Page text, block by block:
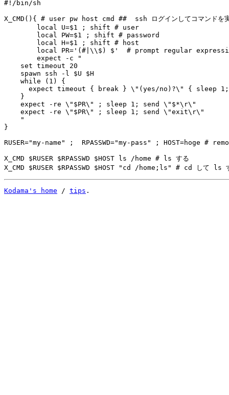
#!/bin/sh
X_CMD(){ # user pw host cmd ##  ssh ログインしてコマンドを
    set timeout 20
    spawn ssh -l $U $H
    while (1) {
expect timeout { break } \"(yes/no)?\" { sleep
    }
    expect -re \"$PR\" ; sleep 1; send \"$*\r\"
    expect -re \"$PR\" ; sleep 1; send \"exit\r\"
    "
}
RUSER="my-name" ;  RPASSWD="my-pass" ; HOST=hoge #
X_CMD $RUSER $RPASSWD $HOST ls /home # ls する
Kodama's home / tips